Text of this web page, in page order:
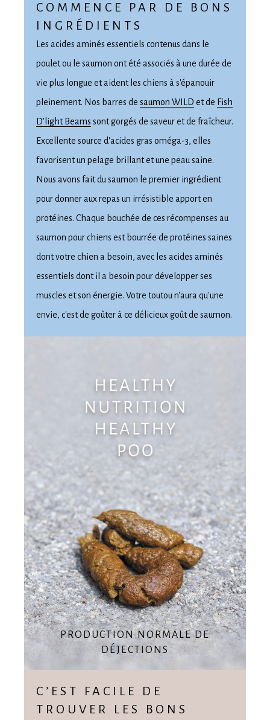
COMMENCE PAR DE BONS
INGRÉDIENTS
Les acides aminés essentiels contenus dans le
poulet ou le saumon ont été associés à une durée de
vie plus longue et aident les chiens à s'épanouir
pleinement. Nos barres de saumon WILD et de Fish
D'light Beams sont gorgés de saveur et de fraîcheur.
Excellente source d'acides gras oméga-3, elles
favorisent un pelage brillant et une peau saine.
Nous avons fait du saumon le premier ingrédient
pour donner aux repas un irrésistible apport en
protéines. Chaque bouchée de ces récompenses au
saumon pour chiens est bourrée de protéines saines
dont votre chien a besoin, avec les acides aminés
essentiels dont il a besoin pour développer ses
muscles et son énergie. Votre toutou n'aura qu'une
envie, c'est de goûter à ce délicieux goût de saumon.
PRODUCTION NORMALE DE
DÉJECTIONS
C’EST FACILE DE
TROUVER LES BONS